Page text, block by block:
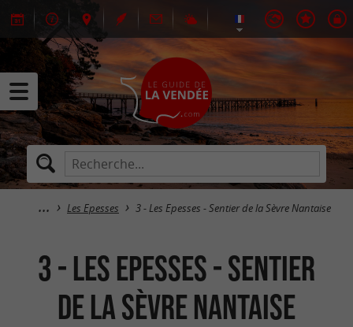
Les Epesses 3 - Les Epesses - Sentier de la Sèvre Nantaise
3 - Les Epesses - Sentier
de la Sèvre Nantaise